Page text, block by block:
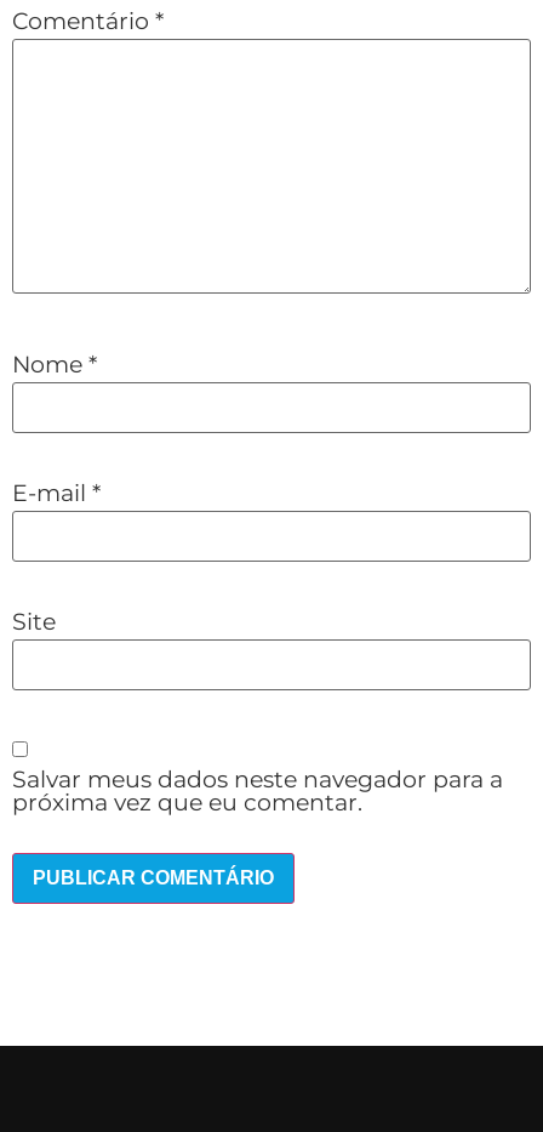
Comentário *
Nome *
E-mail *
Site
Salvar meus dados neste navegador para a
próxima vez que eu comentar.